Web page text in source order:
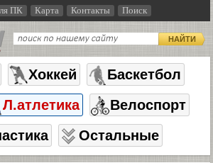
ПК Карта Контакты Поиск
НАЙТИ
Хоккей
Баскетбол
Л.атлетика
Велоспорт
Остальные